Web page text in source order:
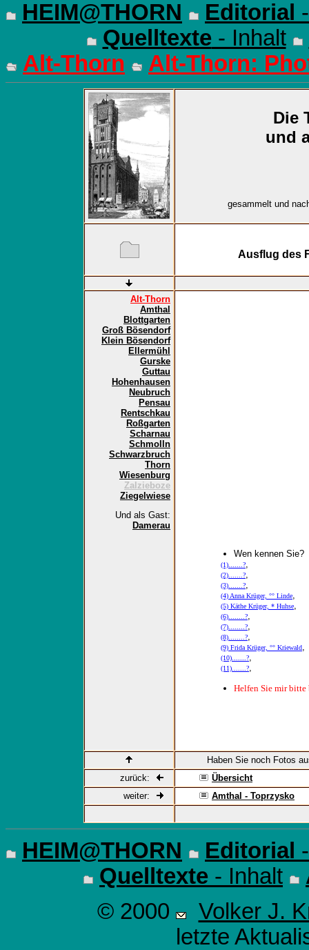
HEIM@THORN Editorial
Quelltexte- Inhalt
Alt-Thorn
Alt-Thorn:
Die
und
gesammelt und
Ausflug des
Alt-Thorn
Amthal
Blottgarten
Groß Bösendorf
Klein Bösendorf
Ellermühl
Gurske
Guttau
Hohenhausen
Neubruch
Pensau
Rentschkau
Roßgarten
Scharnau
Schmolln
Schwarzbruch
Thorn
Wiesenburg
Zalzieboze
Ziegelwiese
Und als Gast:
Damerau
Wen kennen Sie?
(1).......?,
(2).......?,
(3).......?,
(4) Anna Krüger, °° Linde,
(5) Käthe Krüger, * Huhse,
(6)........?,
(7)........?,
(8)........?,
(9) Frida Krüger, °° Kriewald,
(10).......?,
(11).......?,
Helfen Sie mir
Haben Sie noch Fotos
zurück:
Übersicht
weiter:
Amthal - Toprzysko
HEIM@THORN Editorial
Quelltexte - Inhalt
© 2000
Volker J.
letzte